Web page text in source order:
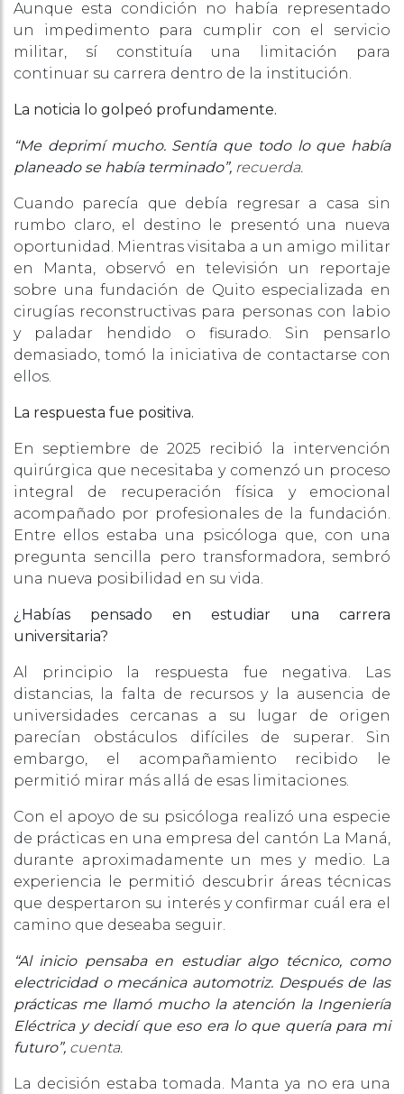
Aunque esta condición no había representado
un impedimento para cumplir con el servicio
militar, sí constituía una limitación para
continuar su carrera dentro de la institución.
La noticia lo golpeó profundamente.
“Me deprimí mucho. Sentía que todo lo que había
planeado se había terminado”, recuerda.
Cuando parecía que debía regresar a casa sin
rumbo claro, el destino le presentó una nueva
oportunidad. Mientras visitaba a un amigo militar
en Manta, observó en televisión un reportaje
sobre una fundación de Quito especializada en
cirugías reconstructivas para personas con labio
y paladar hendido o fisurado. Sin pensarlo
demasiado, tomó la iniciativa de contactarse con
ellos.
La respuesta fue positiva.
En septiembre de 2025 recibió la intervención
quirúrgica que necesitaba y comenzó un proceso
integral de recuperación física y emocional
acompañado por profesionales de la fundación.
Entre ellos estaba una psicóloga que, con una
pregunta sencilla pero transformadora, sembró
una nueva posibilidad en su vida.
¿Habías pensado en estudiar una carrera
universitaria?
Al principio la respuesta fue negativa. Las
distancias, la falta de recursos y la ausencia de
universidades cercanas a su lugar de origen
parecían obstáculos difíciles de superar. Sin
embargo, el acompañamiento recibido le
permitió mirar más allá de esas limitaciones.
Con el apoyo de su psicóloga realizó una especie
de prácticas en una empresa del cantón La Maná,
durante aproximadamente un mes y medio. La
experiencia le permitió descubrir áreas técnicas
que despertaron su interés y confirmar cuál era el
camino que deseaba seguir.
“Al inicio pensaba en estudiar algo técnico, como
electricidad o mecánica automotriz. Después de las
prácticas me llamó mucho la atención la Ingeniería
Eléctrica y decidí que eso era lo que quería para mi
futuro”, cuenta.
La decisión estaba tomada. Manta ya no era una